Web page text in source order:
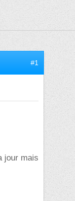
#1
jour mais